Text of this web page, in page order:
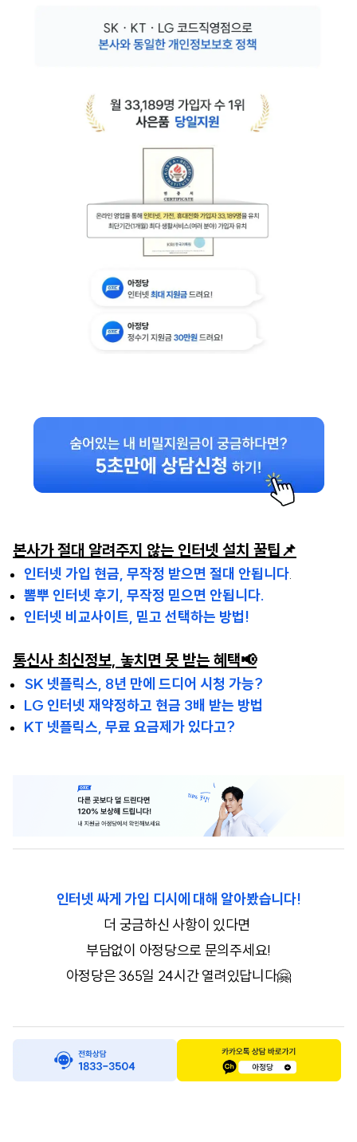
본사가 절대 알려주지 않는 인터넷 설치 꿀팁📌
인터넷 가입 현금, 무작정 받으면 절대 안됩니다.
뽐뿌 인터넷 후기, 무작정 믿으면 안됩니다.
인터넷 비교사이트, 믿고 선택하는 방법!
통신사 최신정보, 놓치면 못 받는 혜택📢
SK 넷플릭스, 8년 만에 드디어 시청 가능?
LG 인터넷 재약정하고 현금 3배 받는 방법
KT 넷플릭스, 무료 요금제가 있다고?
인터넷 싸게 가입 디시에 대해 알아봤습니다!
더 궁금하신 사항이 있다면
부담없이 아정당으로 문의주세요!
아정당은 365일 24시간 열려있답니다🤗